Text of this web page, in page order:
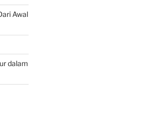
Awal
dalam